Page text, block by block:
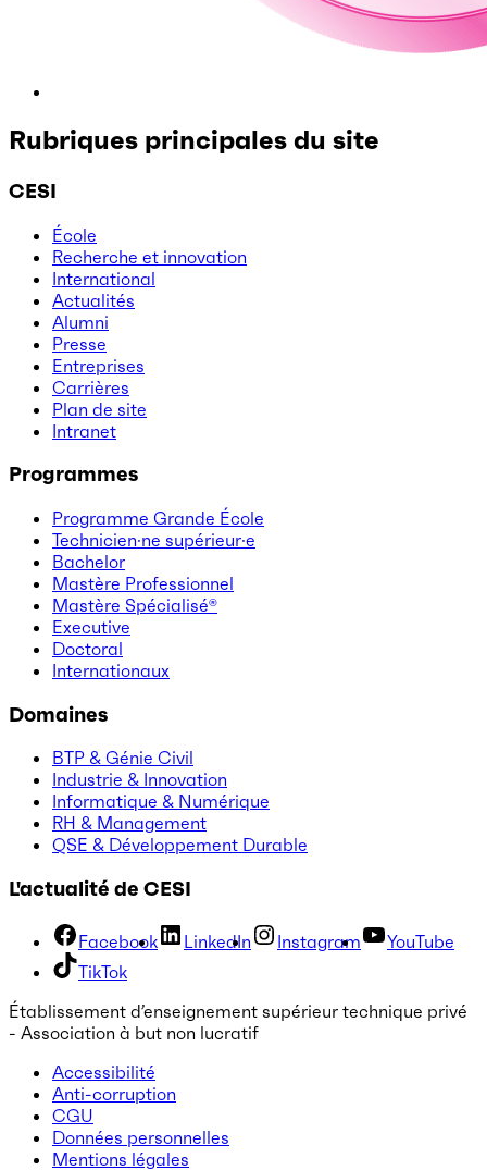
Rubriques principales du site
CESI
École
Recherche et innovation
International
Actualités
Alumni
Presse
Entreprises
Carrières
Plan de site
Intranet
Programmes
Programme Grande École
Technicien·ne supérieur·e
Bachelor
Mastère Professionnel
Mastère Spécialisé®
Executive
Doctoral
Internationaux
Domaines
BTP & Génie Civil
Industrie & Innovation
Informatique & Numérique
RH & Management
QSE & Développement Durable
L'actualité de CESI
Facebook LinkedIn Instagram
YouTube
TikTok
Établissement d’enseignement supérieur technique privé
- Association à but non lucratif
Accessibilité
Anti-corruption
CGU
Données personnelles
Mentions légales